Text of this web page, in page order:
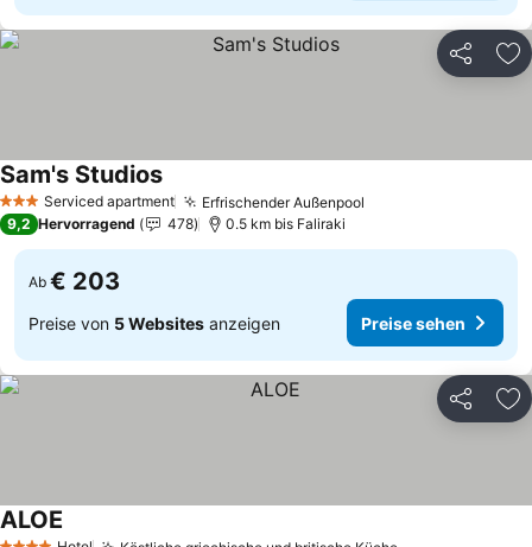
Teilen
3 SterneServiced apartment Erfrischender Außenpool
Sam's StudiosPreise sehen
9,2 Hervorragend 478 0.5 km bis Faliraki
Ab € 203
Preise von 5 Websites anzeigen Preise sehen
Teilen
ALOE